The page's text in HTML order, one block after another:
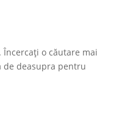
Încercați o căutare mai
de deasupra pentru